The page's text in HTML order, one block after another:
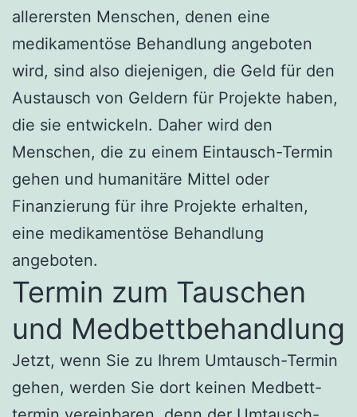
allerersten Menschen, denen eine
medikamentöse Behandlung angeboten
wird, sind also diejenigen, die Geld für den
Austausch von Geldern für Projekte haben,
die sie entwickeln. Daher wird den
Menschen, die zu einem Eintausch-Termin
gehen und humanitäre Mittel oder
Finanzierung für ihre Projekte erhalten,
eine medikamentöse Behandlung
angeboten.
Termin zum Tauschen
und Medbettbehandlung
Jetzt, wenn Sie zu Ihrem Umtausch-Termin
gehen, werden Sie dort keinen Medbett-